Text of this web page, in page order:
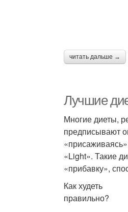
читать дальше →
Лучшие
Многие диеты,
предписывают
«Light». Такие
«прибавку»,
Как худеть
правильно?